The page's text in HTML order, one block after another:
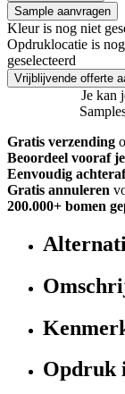
Sample aanvragen
Kleur is nog niet
Opdruklocatie is
geselecteerd
Vrijblijvende offerte
Je kan
Gratis verzending
Beoordeel vooraf
Eenvoudig
Gratis annuleren
200.000+ bomen
Opdruk